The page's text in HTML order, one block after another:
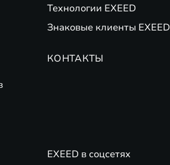
Технологии EXEED
Знаковые клиенты EXEED
КОНТАКТЫ
EXEED в соцсетях